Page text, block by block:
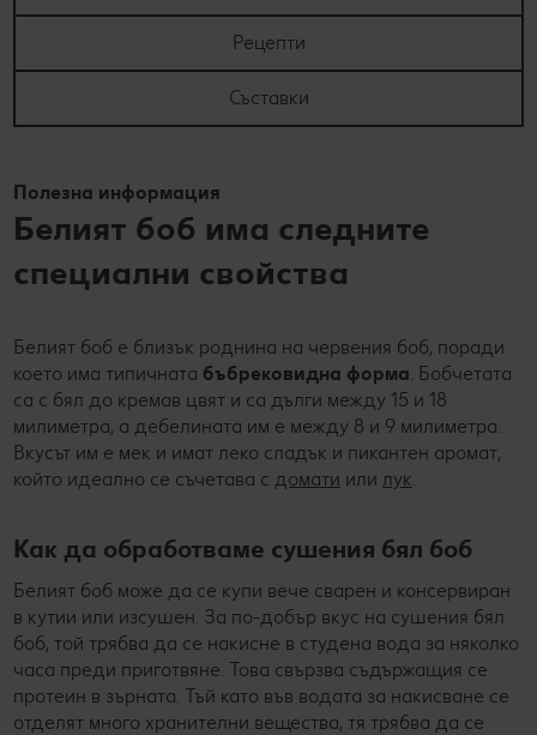
Рецепти
Съставки
Полезна информация
Белият боб има следните
специални свойства
Белият боб е близък роднина на червения боб, поради
което има типичната бъбрековидна форма . Бобчетата
са с бял до кремав цвят и са дълги между 15 и 18
милиметра, а дебелината им е между 8 и 9 милиметра.
Вкусът им е мек и имат леко сладък и пикантен аромат,
който идеално се съчетава с домати или лук
Как да обработваме сушения бял боб
Белият боб може да се купи вече сварен и консервиран
в кутии или изсушен. За по-добър вкус на сушения бял
боб, той трябва да се накисне в студена вода за няколко
часа преди приготвяне. Това свързва съдържащия се
протеин в зърната. Тъй като във водата за накисване се
отделят много хранителни вещества, тя трябва да се